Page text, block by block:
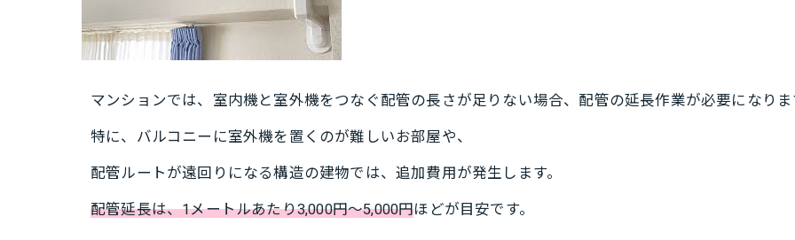
マンションでは、室内機と室外機をつなぐ配管の長さが足りない場合、配管の延長作業が必要になりま
特に、バルコニーに室外機を置くのが難しいお部屋や、
配管ルートが遠回りになる構造の建物では、追加費用が発生します。
配管延長は、1メートルあたり3,000円～5,000円ほどが目安です。